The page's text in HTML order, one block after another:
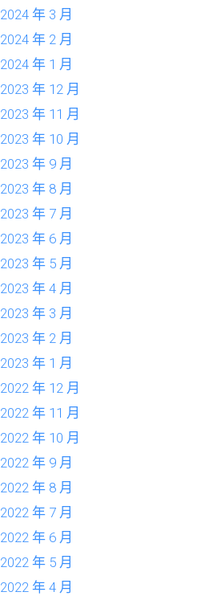
2024 年 3 月
2024 年 2 月
2024 年 1 月
2023 年 12 月
2023 年 11 月
2023 年 10 月
2023 年 9 月
2023 年 8 月
2023 年 7 月
2023 年 6 月
2023 年 5 月
2023 年 4 月
2023 年 3 月
2023 年 2 月
2023 年 1 月
2022 年 12 月
2022 年 11 月
2022 年 10 月
2022 年 9 月
2022 年 8 月
2022 年 7 月
2022 年 6 月
2022 年 5 月
2022 年 4 月